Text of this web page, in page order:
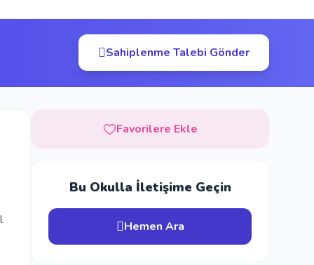
Sahiplenme Talebi Gönder
Favorilere Ekle
Bu Okulla İletişime Geçin
Hemen Ara